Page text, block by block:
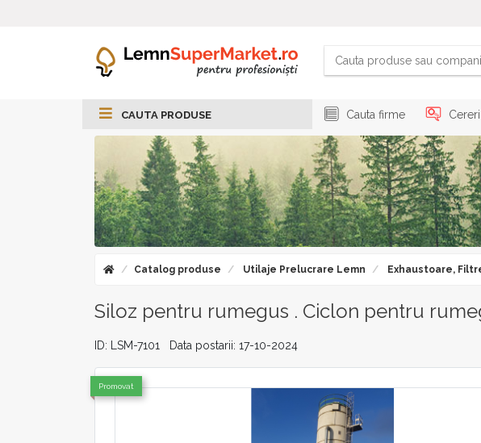
CAUTA PRODUSE Cauta firme
Catalog produse Utilaje Prelucrare Lemn Exhaustoare,
Siloz pentru rumegus . Ciclon pentru
ID: LSM-7101 Data postarii: 17-10-2024
Promovat